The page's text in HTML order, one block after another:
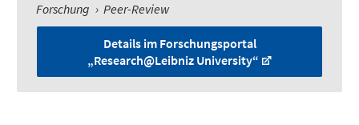
Forschung › Peer-Review
Details im Forschungsportal
„Research@Leibniz University“